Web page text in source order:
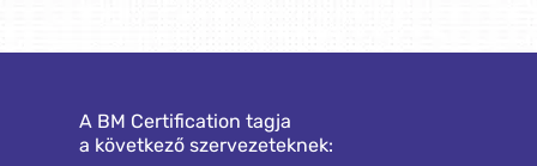
A BM Certification tagja
a következő szervezeteknek: